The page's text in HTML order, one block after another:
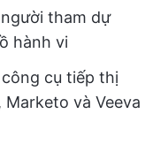
tham dự
hành vi
cụ tiếp thị
và Veeva